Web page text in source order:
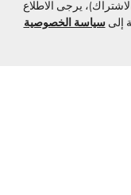
يرجى الاطلاع
إلىسياسة الخصوصية